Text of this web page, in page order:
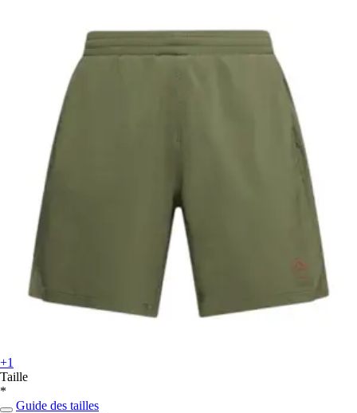
+1
Taille
*
Guide des tailles